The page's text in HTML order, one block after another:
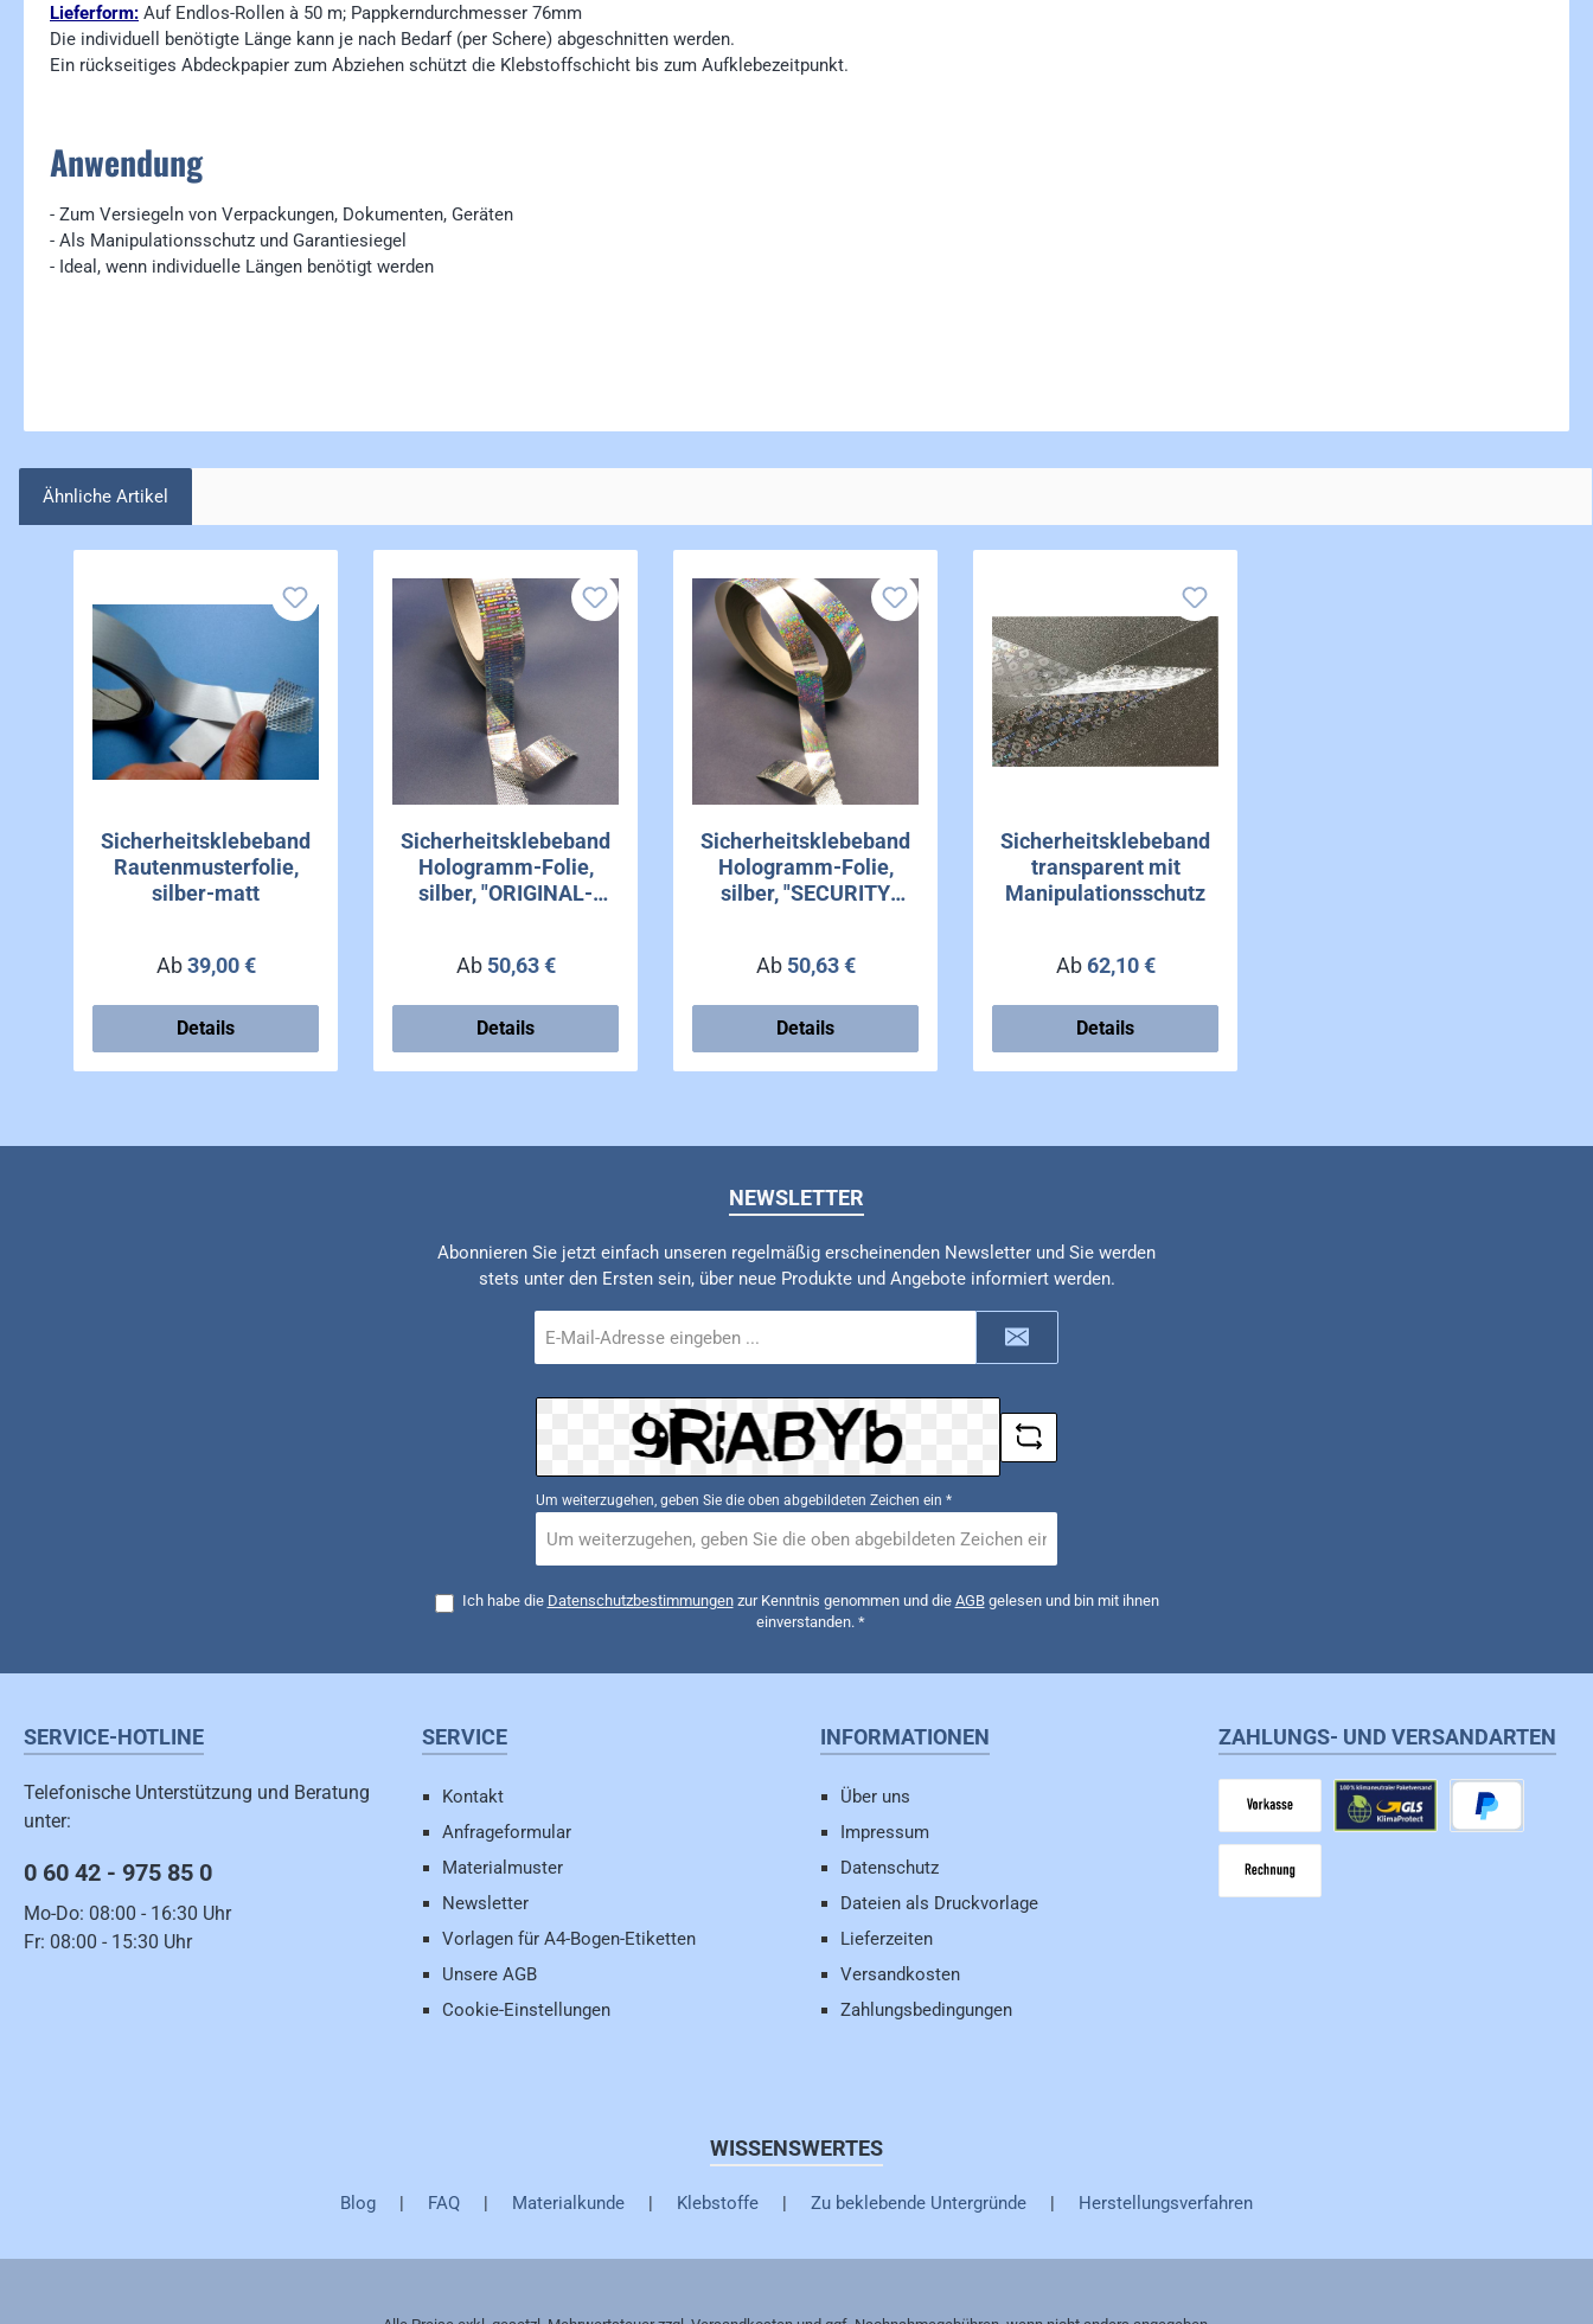
Lieferform: Auf Endlos-Rollen à 50 m; Pappkerndurchmesser 76mm
Die individuell benötigte Länge kann je nach Bedarf (per Schere) abgeschnitten werden.
Ein rückseitiges Abdeckpapier zum Abziehen schützt die Klebstoffschicht bis zum Aufklebezeitpunkt.
Anwendung
- Zum Versiegeln von Verpackungen, Dokumenten, Geräten
- Als Manipulationsschutz und Garantiesiegel
- Ideal, wenn individuelle Längen benötigt werden
Ähnliche Artikel
Sicherheitsklebeband
Rautenmusterfolie,
silber-matt
Regulärer Preis:
Ab39,00 €
Details
Sicherheitsklebeband
Hologramm-Folie,
silber, "ORIGINAL-
Regulärer Preis:
Ab 50,63 €
Details
Sicherheitsklebeband
Hologramm-Folie,
silber, "SECURITY
Wabenmuster
Regulärer Preis:
Ab 50,63 €
Details
Sicherheitsklebeband
transparent mit
Manipulationsschutz
Regulärer Preis:
Ab62,10 €
Details
NEWSLETTER
Abonnieren Sie jetzt einfach unseren regelmäßig erscheinenden Newsletter und Sie werden
stets unter den Ersten sein, über neue Produkte und Angebote informiert werden.
Mail-
Adresse
Um weiterzugehen, geben Sie die oben abgebildeten Zeichen ein *
Ich habe die Datenschutzbestimmungenzur Kenntnis genommen und die AGBgelesen und bin mit ihnen
einverstanden. *
SERVICE-HOTLINE
Telefonische Unterstützung und Beratung
unter:
0 60 42 - 975 85 0
Mo-Do: 08:00 - 16:30 Uhr
Fr: 08:00 - 15:30 Uhr
SERVICE
Kontakt
Anfrageformular
Materialmuster
Newsletter
Vorlagen für A4-Bogen-Etiketten
Unsere AGB
Cookie-Einstellungen
INFORMATIONEN
Über uns
Impressum
Datenschutz
Dateien als Druckvorlage
Lieferzeiten
Versandkosten
Zahlungsbedingungen
ZAHLUNGS- UND VERSANDARTEN
Vorkasse
WISSENSWERTES
Blog | FAQ | Materialkunde | Klebstoffe | Zu beklebende Untergründe | Herstellungsverfahren